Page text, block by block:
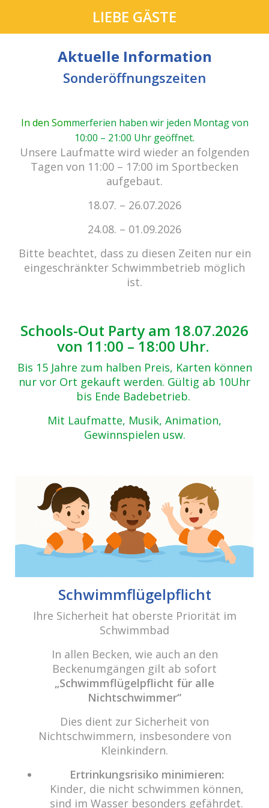
cabrio Senden - das Bad.
Außergewöhnlich, vielfältig!
Kein Einlass bei Gewitter
zu den E-Tickets
Zurück zur Übersicht
Beitrags-
Navigation
10 Jahre cabrio Senden / Pool-Party
cabrio Senden - das Bad
Bulderner Str. 15
48308 Senden
Tel.: 0049 (0) 2597 - 93 918 -10
Fax: 0049 (0) 2597 - 93 918 -29
E-Mail:info@cabriosenden.de
Internet:www.cabriosenden.de
Wir freuen uns auf Sie!
Haben Sie Fragen? Wir kümmern uns drum!
Eine Nachricht schreiben
LIEBE GÄSTE
Aktuelle Information
Sonderöffnungszeiten
In den Sommerferien haben wir jeden Montag von
10:00 – 21:00 Uhr geöffnet.
Unsere Laufmatte wird wieder an folgenden
Tagen von 11:00 – 17:00 im Sportbecken
aufgebaut.
18.07. – 26.07.2026
24.08. – 01.09.2026
Bitte beachtet, dass zu diesen Zeiten nur ein
eingeschränkter Schwimmbetrieb möglich
ist.
Schools-Out Party am 18.07.2026
von 11:00 – 18:00 Uhr.
Bis 15 Jahre zum halben Preis, Karten können
nur vor Ort gekauft werden. Gültig ab 10Uhr
bis Ende Badebetrieb.
Mit Laufmatte, Musik, Animation,
Gewinnspielen usw.
Schwimmflügelpflicht
Ihre Sicherheit hat oberste Priorität im
Schwimmbad
In allen Becken, wie auch an den
Beckenumgängen gilt ab sofort
„Schwimmflügelpflicht für alle
Nichtschwimmer“
Dies dient zur Sicherheit von
Nichtschwimmern, insbesondere von
Kleinkindern.
Ertrinkungsrisiko minimieren:
Kinder, die nicht schwimmen können,
sind im Wasser besonders gefährdet.